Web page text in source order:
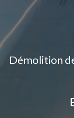
Démolition